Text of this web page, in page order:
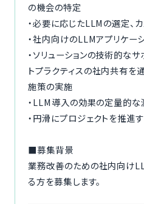
法人の方
今すぐ無料で登録
の機会の特定
・必要に応じたLLMの選定、
・社内向けのLLMアプリケー
・ソリューションの技術的な
トプラクティスの社内共有を
施策の実施
・LLM導入の効果の定量的
・円滑にプロジェクトを推進
■募集背景
業務改善のための社内向け
る方を募集します。